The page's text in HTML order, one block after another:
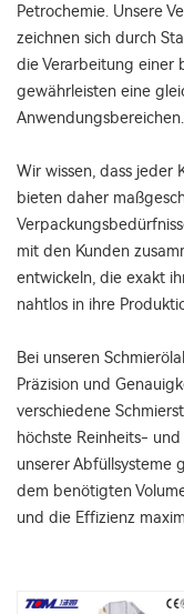
Petrochemie. Unsere
zeichnen sich durch
die Verarbeitung einer
gewährleisten eine
Anwendungsbereichen.
Wir wissen, dass jeder
bieten daher
mit den Kunden
entwickeln, die exakt
nahtlos in ihre
Bei unseren
Präzision und
verschiedene
höchste Reinheits-
unserer Abfüllsysteme
dem benötigten
und die Effizienz